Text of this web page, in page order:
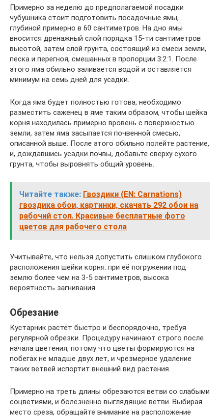
Примерно за неделю до предполагаемой посадки
чубушника стоит подготовить посадочные ямы,
глубиной примерно в 60 сантиметров. На дно ямы
вносится дренажный слой порядка 15-ти сантиметров
высотой, затем слой грунта, состоящий из смеси земли,
песка и перегноя, смешанных в пропорции 3:2:1. После
этого яма обильно заливается водой и оставляется
минимум на семь дней для усадки.
Когда яма будет полностью готова, необходимо
разместить саженец в яме таким образом, чтобы шейка
корня находилась примерно вровень с поверхностью
земли, затем яма засыпается почвенной смесью,
описанной выше. После этого обильно полейте растение,
и, дождавшись усадки почвы, добавьте сверху сухого
грунта, чтобы выровнять общий уровень.
Читайте также: Гвоздики (EN: Carnations)
гвоздика обои, картинки, скачать 292 обои на
рабочий стол. Красивые бесплатные фото
цветов для рабочего стола
Учитывайте, что нельзя допустить слишком глубокого
расположения шейки корня: при её погружении под
землю более чем на 3-5 сантиметров, высока
вероятность загнивания.
Обрезание
Кустарник растёт быстро и беспорядочно, требуя
регулярной обрезки. Процедуру начинают строго после
начала цветения, потому что цветы формируются на
побегах не младше двух лет, и чрезмерное удаление
таких ветвей испортит внешний вид растения.
Примерно на треть длины обрезаются ветви со слабыми
соцветиями, и болезненно выглядящие ветви. Выбирая
место среза, обращайте внимание на расположение